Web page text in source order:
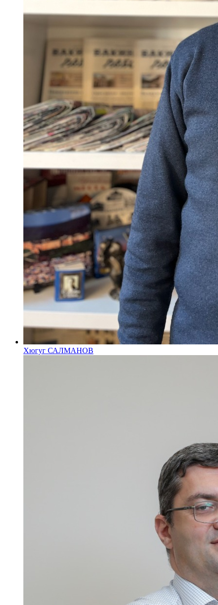
Хюгуг САЛМАНОВ